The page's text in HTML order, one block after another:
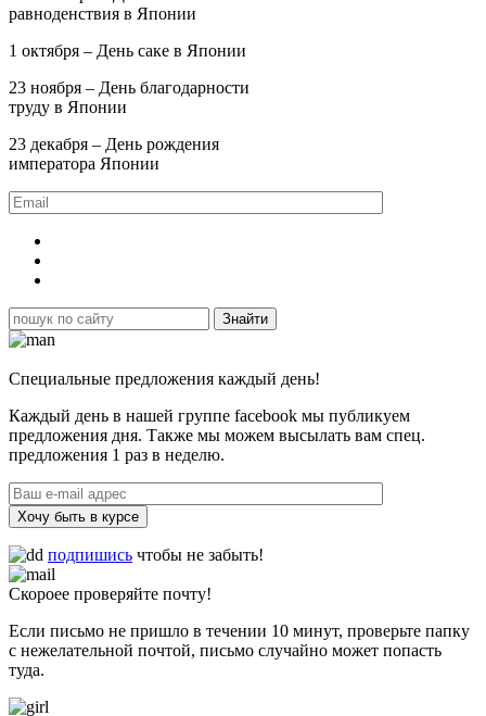
равноденствия в Японии
1 октября – День саке в Японии
23 ноября – День благодарности
труду в Японии
23 декабря – День рождения
императора Японии
Специальные предложения каждый день!
Каждый день в нашей группе facebook мы публикуем
предложения дня. Также мы можем высылать вам спец.
предложения 1 раз в неделю.
Хочу быть в курсе
подпишись чтобы не забыть!
Скороее проверяйте почту!
Если письмо не пришло в течении 10 минут, проверьте папку
с нежелательной почтой, письмо случайно может попасть
туда.